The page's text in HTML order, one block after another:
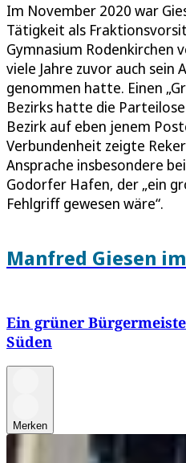
Im November 2020 war
Tätigkeit als
Gymnasium Rodenkirchen
viele Jahre zuvor auch sein
genommen hatte. Einen
Bezirks hatte die
Bezirk auf eben jenem
Verbundenheit zeigte
Ansprache insbesondere
Godorfer Hafen, der „ein
Fehlgriff gewesen wäre“.
Manfred Giesen
Ein grüner
Süden
Merken